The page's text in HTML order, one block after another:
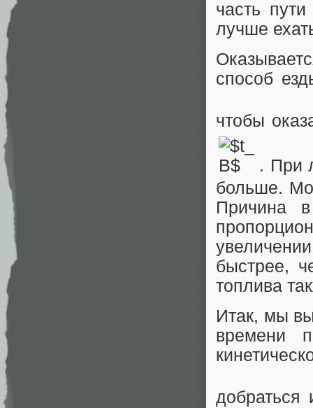
часть
лучше
способ
чтобы
. При
больше.
Причина
быстрее,
топлива
Итак, мы
времени
добраться